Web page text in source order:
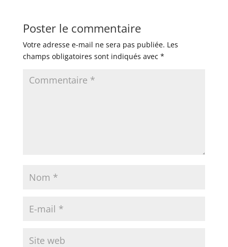
Poster le commentaire
Votre adresse e-mail ne sera pas publiée. Les
champs obligatoires sont indiqués avec *